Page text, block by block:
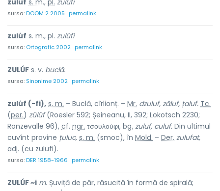
zulúf s. m., pl. zulúfi
sursa:DOOM 2 2005 permalink
zulúf s. m., pl. zulúfi
sursa: Ortografic 2002 permalink
ZULÚF s. v. buclă.
sursa: Sinonime 2002 permalink
zulúf (-fi), s. m. – Buclă, cîrlionț. – Mr. dzuluf, zăluf, țaluf. Tc.
(per.) zülüf(Roesler 592; Șeineanu, II, 392; Lokotsch 2230;
Ronzevalle 96), cf. ngr. τσουλούφι, bg. zuluf, culuf. Din ultimul
cuvînt provine țuluc, s. m. (smoc), în Mold. – Der. zulufat,
adj. (cu zulufi).
sursa:DER 1958-1966 permalink
ZULÚF ~i m. Șuviță de păr, răsucită în formă de spirală;